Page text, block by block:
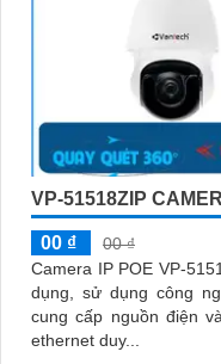
VP-51518ZIP
00 ₫
00 ₫
Camera IP POE VP-
dụng, sử dụng công
cung cấp nguồn điện
ethernet duy...